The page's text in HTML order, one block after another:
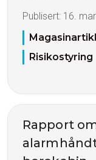
Publisert: 16.
Risikostyring
Rapport